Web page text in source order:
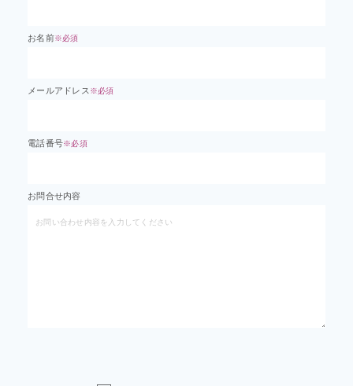
お名前※必須
メールアドレス ※必須
電話番号※必須
お問合せ内容